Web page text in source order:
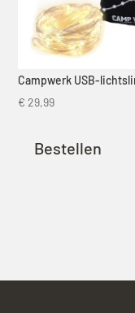
Campwerk USB-
€ 29,99
Bestellen